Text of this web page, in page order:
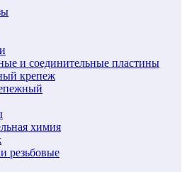
и соединительные пластины
крепеж
химия
резьбовые